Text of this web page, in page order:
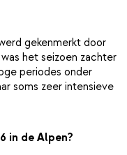
gekenmerkt door
het seizoen zachter
periodes onder
soms zeer intensieve
in de Alpen?